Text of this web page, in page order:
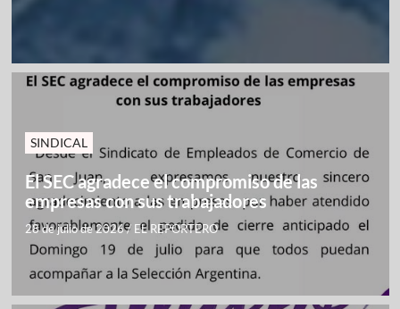
SINDICAL
El SEC agradece el compromiso de las
empresas con sus trabajadores
28 de julio de 2026/ EL REPORTERO